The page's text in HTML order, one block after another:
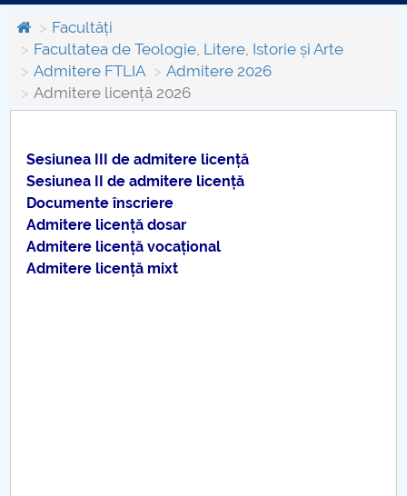
Despre Universitate
Centrul de Management al Proiectelor
Consiliul de Administratie
Nr. de telefon si adrese Facultăți
Admitere
Facultăți
Facultatea de Teologie, Litere, Istorie și Arte
Admitere FTLIA
Admitere 2026
Admitere licență 2026
Sesiunea III de admitere licență
Sesiunea II de admitere licență
Documente înscriere
Admitere licență dosar
Admitere licență vocațional
Admitere licență mixt